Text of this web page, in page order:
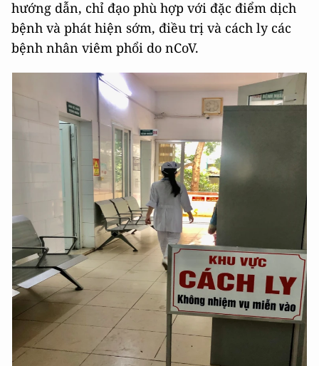
hướng dẫn, chỉ đạo phù hợp với đặc điểm dịch
bệnh và phát hiện sớm, điều trị và cách ly các
bệnh nhân viêm phổi do nCoV.